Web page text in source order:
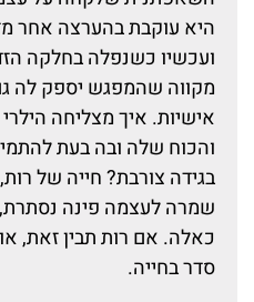
היא עוקבת בהערצה אחר
ועכשיו כשנפלה בחלקה
מקווה שהמפגש יספק לה
אישיות. איך מצליחה
והכוח שלה ובה בעת
בגידה צורבת? חייה של
שמרה לעצמה פינה
כאלה. אם רות תבין זאת,
סדר בחייה.